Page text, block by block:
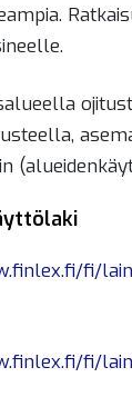
fi/
fi/